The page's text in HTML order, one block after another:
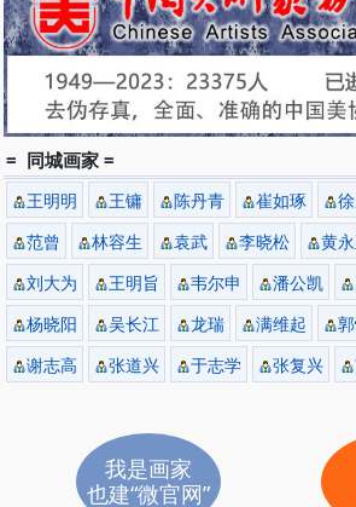
任中央美术学院造型艺术研究所副所长；
江苏美术馆•《吴哥印象•中国油画家吴哥写生
为无锡大运河博物馆创作大型油画《飘来的北
吼》；
艺术风格
1991年作品《小骑手》（1990年作）参加中
奖；
1986年作品《母亲》（1986年作）参加北京
奖；
= 同城画家 =
王明明 王镛 陈丹青 崔如琢
范曾
林容生 袁武 李晓松 黄
刘大为
王明旨 韦尔申 潘公凯
杨晓阳
吴长江 龙瑞 满维起
谢志高
张道兴 于志学 张复兴
我是画家
也建“微官网”